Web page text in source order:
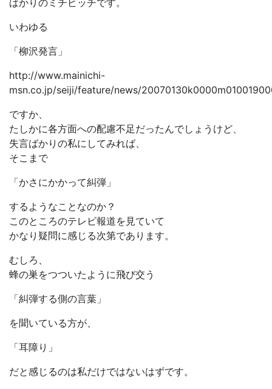
ばかりのミチビッチです。
いわゆる
「柳沢発言」
http://www.mainichi-
msn.co.jp/seiji/feature/news/
ですか、
たしかに各方面への配慮不足だったんでしょうけど、
失言ばかりの私にしてみれば、
そこまで
「かさにかかって糾弾」
するようなことなのか？
このところのテレビ報道を見ていて
かなり疑問に感じる次第であります。
むしろ、
蜂の巣をつついたように飛び交う
「糾弾する側の言葉」
を聞いている方が、
「耳障り」
だと感じるのは私だけではないはずです。